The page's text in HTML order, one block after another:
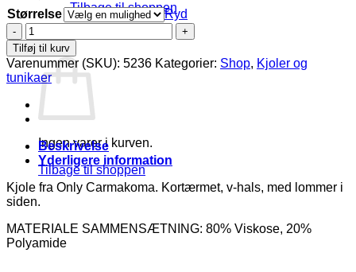
Tilbage til shoppen
Kurv
Ingen varer i kurven.
Tilbage til shoppen
Størrelse
Ryd
Only
Joanna
V-
Neck
Kortærmet
Kjole
Rød
42:120
44:125
46:130
48:135
50:140
54:150
Lg:115
Tilføj til kurv
Varenummer (SKU): 5236 Kategorier: Shop, Kjoler og
tunikaer
Beskrivelse
Yderligere information
Kjole fra Only Carmakoma. Kortærmet, v-hals, med lommer i
siden.
MATERIALE SAMMENSÆTNING: 80% Viskose, 20%
Polyamide